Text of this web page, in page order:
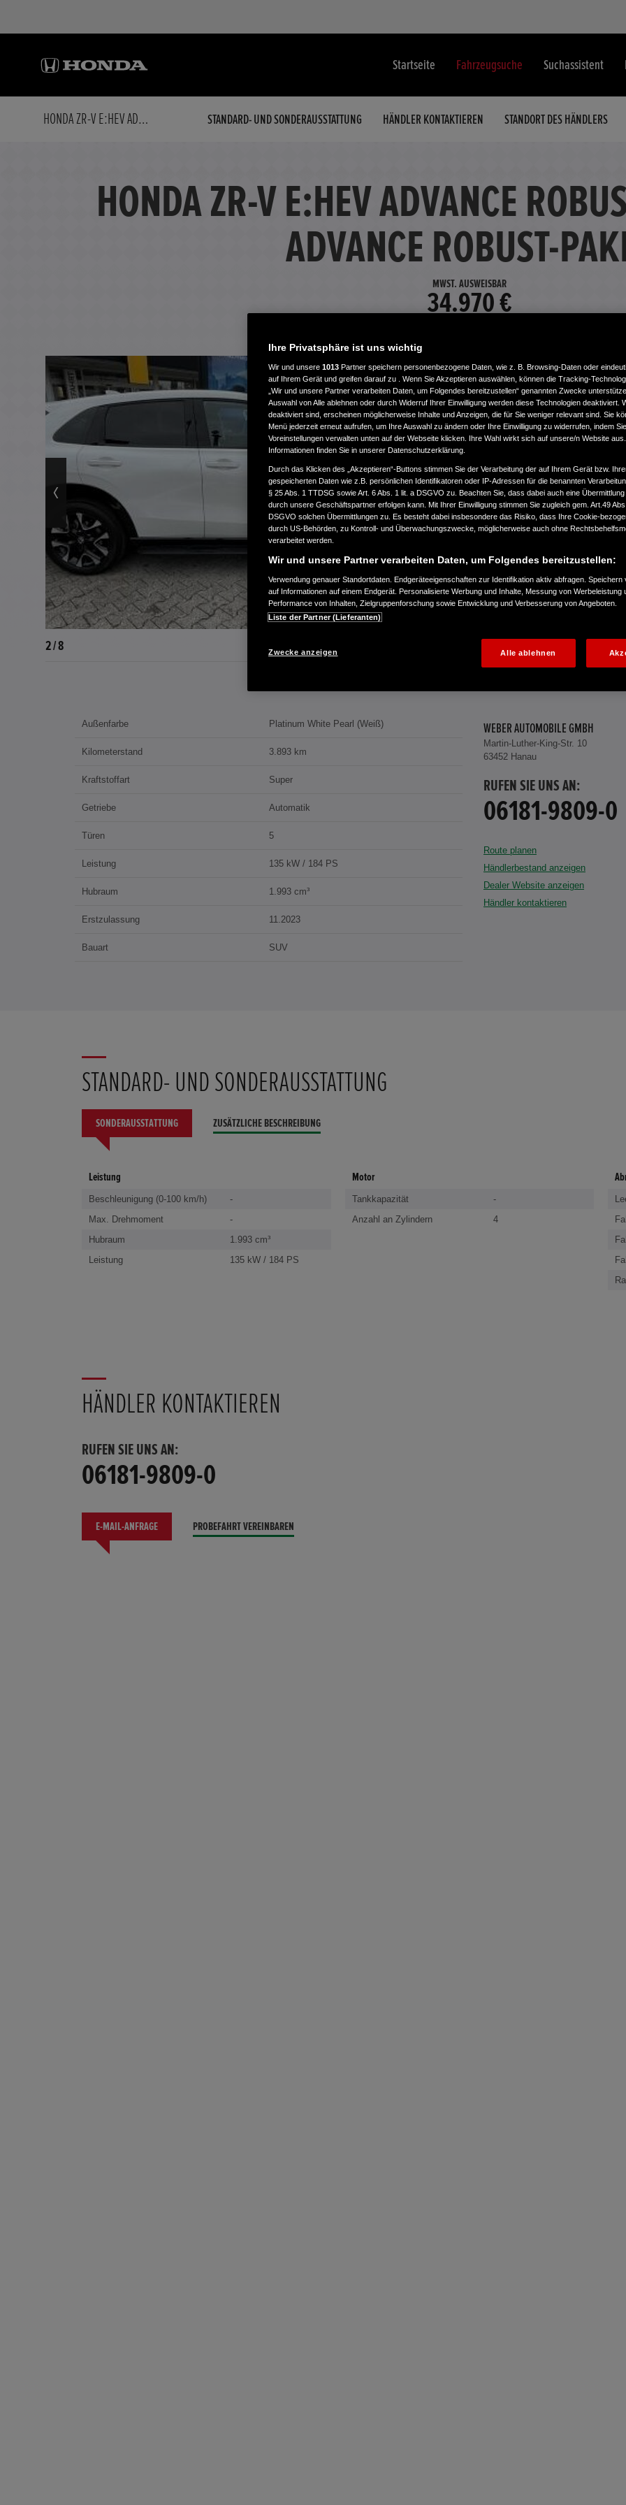
Startseite Fahrzeugsuche Suchassistent
HONDA ZR-V E:HEV ADVANCE ROBUST-PAKET E:HEV ADVANCE ROBUST-PAKET STANDARD- UND SONDERAUSSTATTUNG HÄNDLER KONTAKTIEREN STANDORT DES HÄNDLERS
HONDA ZR-V E:HEV ADVANCE
ADVANCE ROBUST-
MWST. AUSWEISBAR
34.970 €
2 / 8
Außenfarbe Platinum White Pearl (Weiß)
Kilometerstand 3.893 km
Kraftstoffart Super
Getriebe Automatik
Türen 5
Leistung 135 kW / 184 PS
Hubraum 1.993 cm³
Erstzulassung 11.2023
Bauart SUV
WEBER AUTOMOBILE GMBH
Martin-Luther-King-Str. 10
63452 Hanau
RUFEN SIE UNS AN:
06181-9809-0
Route planen
Händlerbestand anzeigen
Dealer Website anzeigen
Händler kontaktieren
STANDARD- UND SONDERAUSSTATTUNG
SONDERAUSSTATTUNG ZUSÄTZLICHE BESCHREIBUNG
Leistung
Beschleunigung (0-100 km/h)
-
Max. Drehmoment
-
Hubraum
1.993 cm³
Leistung
135 kW / 184 PS
Motor
Tankkapazität
-
Anzahl an Zylindern
4
HÄNDLER KONTAKTIEREN
RUFEN SIE UNS AN:
06181-9809-0
E-MAIL-ANFRAGE PROBEFAHRT VEREINBAREN
Ihre Privatsphäre ist uns wichtig
Wir und unsere 1013 Partner speichern personenbezogene Daten, wie z. B. Browsing-Daten oder
auf Ihrem Gerät und greifen darauf zu . Wenn Sie Akzeptieren auswählen, können die Tracking-
„Wir und unsere Partner verarbeiten Daten, um Folgendes bereitzustellen“ genannten Zwecke
Auswahl von Alle ablehnen oder durch Widerruf Ihrer Einwilligung werden diese Technologien deaktiviert.
deaktiviert sind, erscheinen möglicherweise Inhalte und Anzeigen, die für Sie weniger relevant sind. Sie
Menü jederzeit erneut aufrufen, um Ihre Auswahl zu ändern oder Ihre Einwilligung zu widerrufen, indem
Voreinstellungen verwalten unten auf der Webseite klicken. Ihre Wahl wirkt sich auf unsere/n Website
Informationen finden Sie in unserer Datenschutzerklärung.
Durch das Klicken des „Akzeptieren“-Buttons stimmen Sie der Verarbeitung der auf Ihrem Gerät bzw.
gespeicherten Daten wie z.B. persönlichen Identifikatoren oder IP-Adressen für die benannten
§ 25 Abs. 1 TTDSG sowie Art. 6 Abs. 1 lit. a DSGVO zu. Beachten Sie, dass dabei auch eine Übermittlung
durch unsere Geschäftspartner erfolgen kann. Mit Ihrer Einwilligung stimmen Sie zugleich gem. Art.49
DSGVO solchen Übermittlungen zu. Es besteht dabei insbesondere das Risiko, dass Ihre Cookie-
durch US-Behörden, zu Kontroll- und Überwachungszwecke, möglicherweise auch ohne
verarbeitet werden.
Wir und unsere Partner verarbeiten Daten, um Folgendes bereitzustellen:
Verwendung genauer Standortdaten. Endgeräteeigenschaften zur Identifikation aktiv abfragen. Speichern
auf Informationen auf einem Endgerät. Personalisierte Werbung und Inhalte, Messung von Werbeleistung
Performance von Inhalten, Zielgruppenforschung sowie Entwicklung und Verbesserung von Angeboten.
Liste der Partner (Lieferanten)
Zwecke anzeigen Alle ablehnen